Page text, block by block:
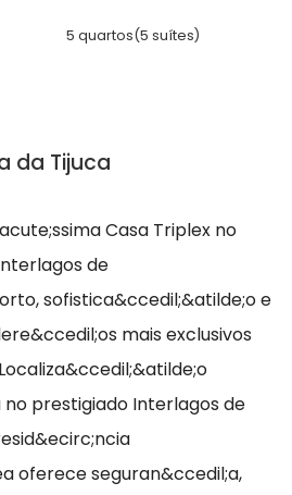
5 quartos(5 suítes)
da Tijuca
Casa Triplex no
de
sofistica&ccedil;&atilde;o e
mais exclusivos
no prestigiado Interlagos de
oferece seguran&ccedil;a,